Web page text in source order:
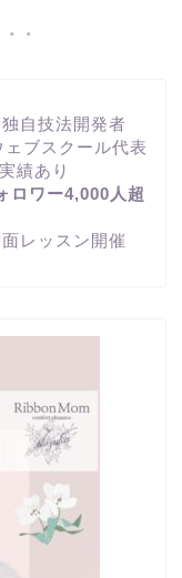
独自技法開発者
ブスクール代表
績あり
ロワー4,000人超
レッスン開催